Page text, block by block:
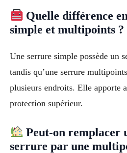
Quelle différence
simple et multipoints ?
Une serrure simple possède un
tandis qu’une serrure
plusieurs endroits. Elle apporte
protection supérieur.
Peut-on remplacer
serrure par une